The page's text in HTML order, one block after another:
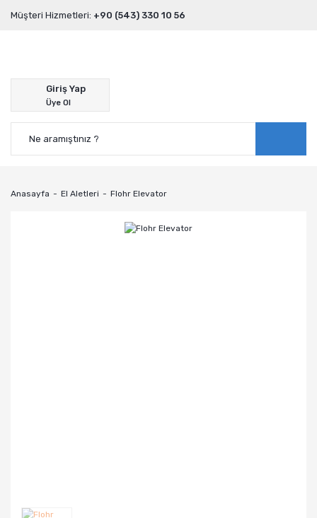
Müşteri Hizmetleri: +90 (543) 330 10 56
Giriş Yap
Üye Ol
Anasayfa El Aletleri Flohr Elevator